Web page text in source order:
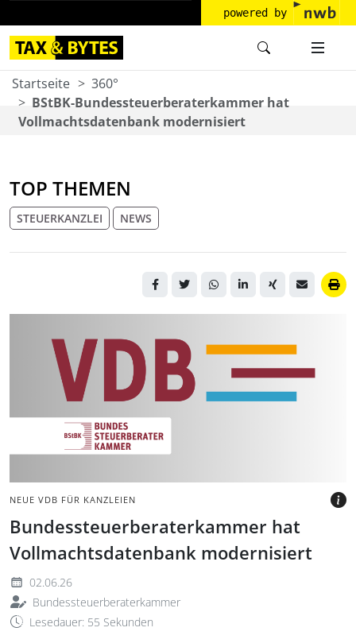
powered by
Startseite
360°
BStBK-Bundessteuerberaterkammer hat
Vollmachtsdatenbank modernisiert
TOP THEMEN
STEUERKANZLEI NEWS
NEUE VDB FÜR KANZLEIEN
Bundessteuerberaterkammer hat
Vollmachtsdatenbank modernisiert
02.06.26
Bundessteuerberaterkammer
Lesedauer: 55 Sekunden
Schriftzug VDB bestehend
aus Menschen.
BILD: @BSTBK